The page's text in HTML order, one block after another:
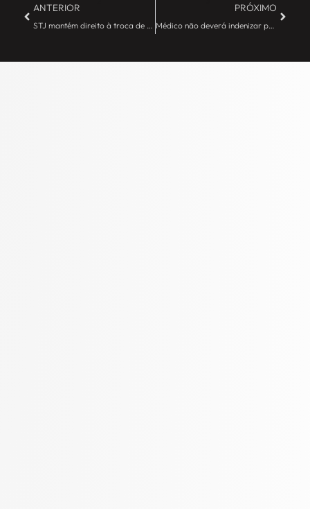
ANTERIOR
STJ mantém direito à troca de aposentadoria – JE Camargo
PRÓXIMO
Médico não deverá indenizar paciente que continua obesa após cirurgia bariátrica – JE Camargo